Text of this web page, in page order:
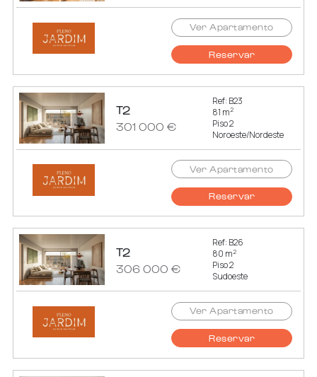
Ver Apartamento
Reservar
T2
301 000 €
Ref: B23
81 m2
Piso 2
Noroeste/Nordeste
Ver Apartamento
Reservar
T2
306 000 €
Ref: B26
80 m2
Piso 2
Sudoeste
Ver Apartamento
Reservar